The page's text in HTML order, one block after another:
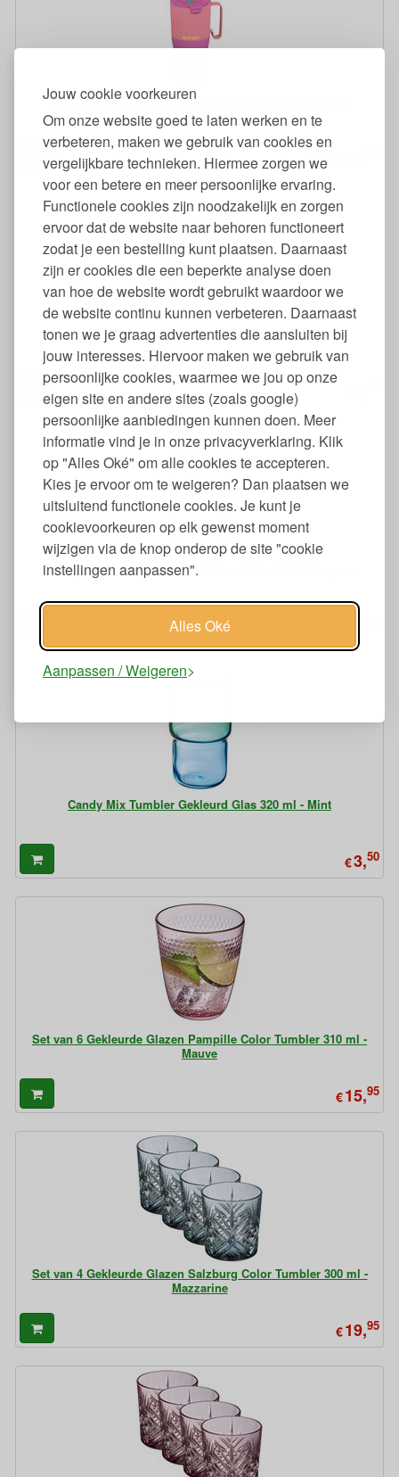
Jouw cookie voorkeuren
Om onze website goed te laten werken en te
verbeteren, maken we gebruik van cookies en
vergelijkbare technieken. Hiermee zorgen we
voor een betere en meer persoonlijke ervaring.
Functionele cookies zijn noodzakelijk en zorgen
ervoor dat de website naar behoren functioneert
zodat je een bestelling kunt plaatsen. Daarnaast
zijn er cookies die een beperkte analyse doen
van hoe de website wordt gebruikt waardoor we
de website continu kunnen verbeteren. Daarnaast
tonen we je graag advertenties die aansluiten bij
jouw interesses. Hiervoor maken we gebruik van
persoonlijke cookies, waarmee we jou op onze
eigen site en andere sites (zoals google)
persoonlijke aanbiedingen kunnen doen. Meer
informatie vind je in onze privacyverklaring. Klik
op "Alles Oké" om alle cookies te accepteren.
Kies je ervoor om te weigeren? Dan plaatsen we
uitsluitend functionele cookies. Je kunt je
cookievoorkeuren op elk gewenst moment
wijzigen via de knop onderop de site "cookie
instellingen aanpassen".
Alles Oké
Aanpassen / Weigeren
Thermosbeker met 2-in-1 Flip en Rietjes Deksel 769 ml
37,
Candy Mix Tumbler Gekleurd Glas 320 ml - Berlingot
Candy Mix Tumbler Gekleurd Glas 320 ml - Bubble gum
Candy Mix Tumbler Gekleurd Glas 320 ml - Mint
€3,50
Set van 6 Gekleurde Glazen Pampille Color Tumbler 310 ml -
Mauve
€15,95
Set van 4 Gekleurde Glazen Salzburg Color Tumbler 300 ml -
Mazzarine
€19,95